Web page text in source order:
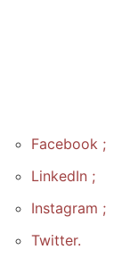
Facebook ;
LinkedIn ;
Instagram ;
Twitter.